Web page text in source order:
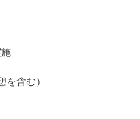
を含む）